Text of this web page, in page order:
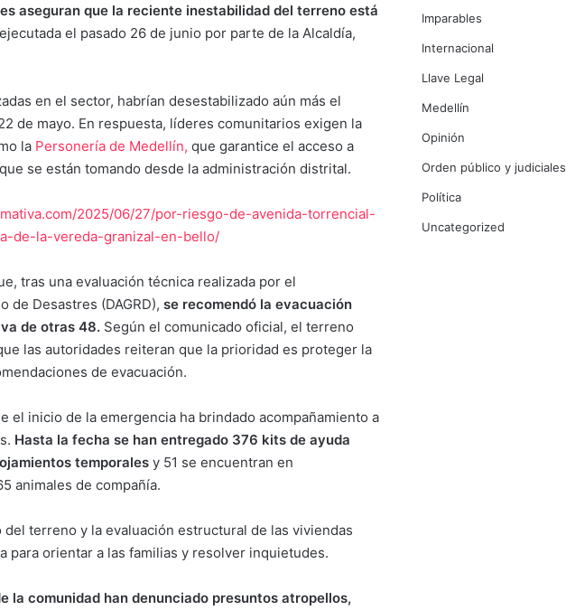
aseguran que la reciente inestabilidad del terreno está
ejecutada el pasado 26 de junio por parte de la Alcaldía,
en el sector, habrían desestabilizado aún más el
de mayo. En respuesta, líderes comunitarios exigen la
la Personería de Medellín, que garantice el acceso a
se están tomando desde la administración distrital.
2025/06/27/por-riesgo-de-avenida-torrencial-
de-la-vereda-granizal-en-bello/
tras una evaluación técnica realizada por el
de Desastres (DAGRD), se recomendó la evacuación
de otras 48. Según el comunicado oficial, el terreno
las autoridades reiteran que la prioridad es proteger la
de evacuación.
el inicio de la emergencia ha brindado acompañamiento a
Hasta la fecha se han entregado 376 kits de ayuda
temporales y 51 se encuentran en
animales de compañía.
terreno y la evaluación estructural de las viviendas
para orientar a las familias y resolver inquietudes.
la comunidad han denunciado presuntos atropellos,
Imparables
Internacional
Llave Legal
Medellín
Opinión
Orden público y judiciales
Política
Uncategorized